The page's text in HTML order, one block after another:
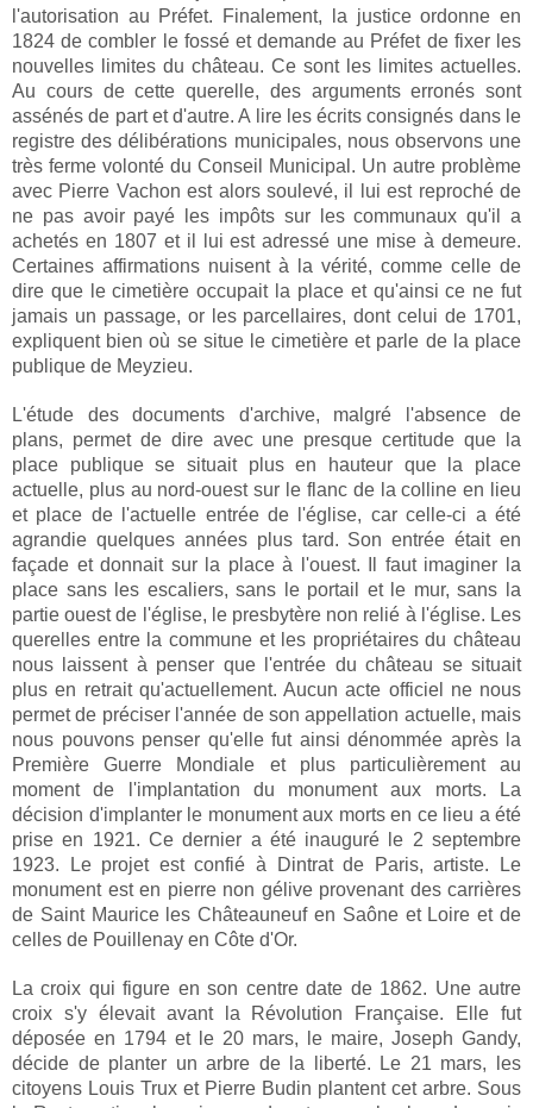
l'autorisation au Préfet. Finalement, la justice ordonne en
1824 de combler le fossé et demande au Préfet de fixer les
nouvelles limites du château. Ce sont les limites actuelles.
Au cours de cette querelle, des arguments erronés sont
assénés de part et d'autre. A lire les écrits consignés dans le
registre des délibérations municipales, nous observons une
très ferme volonté du Conseil Municipal. Un autre problème
avec Pierre Vachon est alors soulevé, il lui est reproché de
ne pas avoir payé les impôts sur les communaux qu'il a
achetés en 1807 et il lui est adressé une mise à demeure.
Certaines affirmations nuisent à la vérité, comme celle de
dire que le cimetière occupait la place et qu'ainsi ce ne fut
jamais un passage, or les parcellaires, dont celui de 1701,
expliquent bien où se situe le cimetière et parle de la place
publique de Meyzieu.
L'étude des documents d'archive, malgré l'absence de
plans, permet de dire avec une presque certitude que la
place publique se situait plus en hauteur que la place
actuelle, plus au nord-ouest sur le flanc de la colline en lieu
et place de l'actuelle entrée de l'église, car celle-ci a été
agrandie quelques années plus tard. Son entrée était en
façade et donnait sur la place à l'ouest. Il faut imaginer la
place sans les escaliers, sans le portail et le mur, sans la
partie ouest de l'église, le presbytère non relié à l'église. Les
querelles entre la commune et les propriétaires du château
nous laissent à penser que l'entrée du château se situait
plus en retrait qu'actuellement. Aucun acte officiel ne nous
permet de préciser l'année de son appellation actuelle, mais
nous pouvons penser qu'elle fut ainsi dénommée après la
Première Guerre Mondiale et plus particulièrement au
moment de l'implantation du monument aux morts. La
décision d'implanter le monument aux morts en ce lieu a été
prise en 1921. Ce dernier a été inauguré le 2 septembre
1923. Le projet est confié à Dintrat de Paris, artiste. Le
monument est en pierre non gélive provenant des carrières
de Saint Maurice les Châteauneuf en Saône et Loire et de
celles de Pouillenay en Côte d'Or.
La croix qui figure en son centre date de 1862. Une autre
croix s'y élevait avant la Révolution Française. Elle fut
déposée en 1794 et le 20 mars, le maire, Joseph Gandy,
décide de planter un arbre de la liberté. Le 21 mars, les
citoyens Louis Trux et Pierre Budin plantent cet arbre. Sous